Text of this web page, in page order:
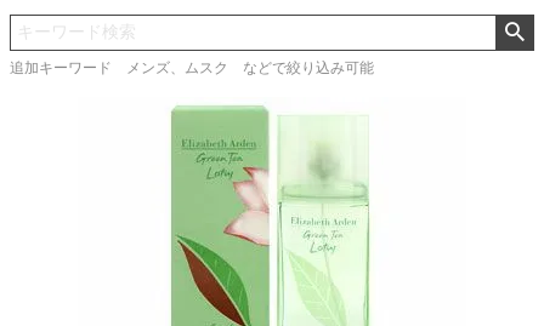
追加キーワード メンズ、ムスク などで絞り込み可能